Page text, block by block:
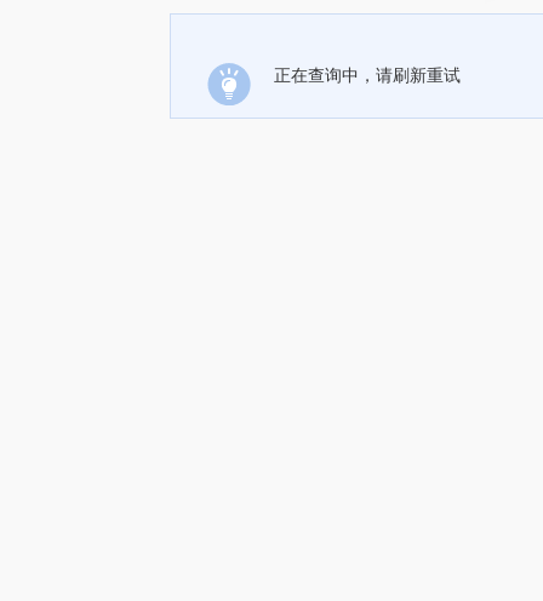
正在查询中，请刷新重试